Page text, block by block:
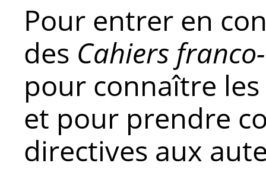
Pour entrer en
des Cahiers
pour connaître
et pour prendre
directives aux